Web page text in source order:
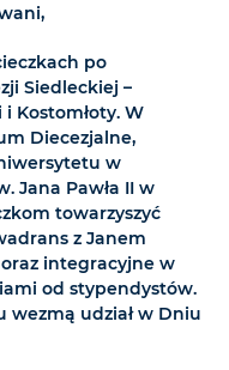
po
Siedleckiej –
Kostomłoty. W
Diecezjalne,
w
Jana Pawła II w
towarzyszyć
z Janem
integracyjne w
od stypendystów.
wezmą udział w Dniu